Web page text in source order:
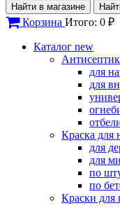
Найти в магазине
Корзина Итого: 0 ₽
Каталог new
для
для
Краска для
для
для
по
по
Краски для